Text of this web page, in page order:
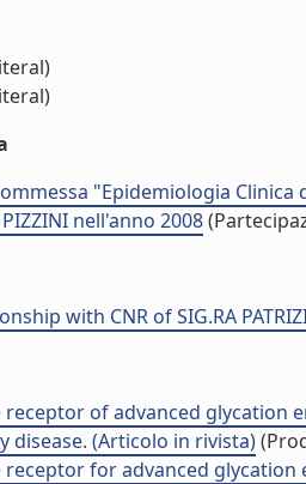
"Epidemiologia
PIZZINI nell'anno 2008
with CNR of SIG.RA
receptor of advanced glycation
disease. (Articolo in rivista)
for advanced